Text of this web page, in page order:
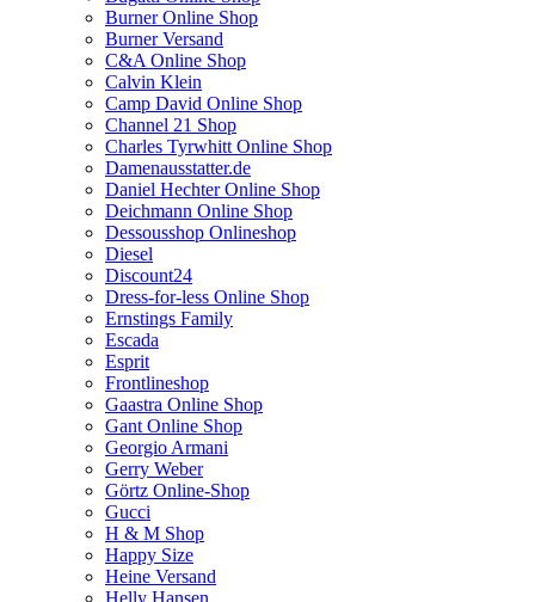
Burner Online Shop
Burner Versand
C&A Online Shop
Calvin Klein
Camp David Online Shop
Channel 21 Shop
Charles Tyrwhitt Online Shop
Damenausstatter.de
Daniel Hechter Online Shop
Deichmann Online Shop
Dessousshop Onlineshop
Diesel
Discount24
Dress-for-less Online Shop
Ernstings Family
Escada
Esprit
Frontlineshop
Gaastra Online Shop
Gant Online Shop
Georgio Armani
Gerry Weber
Görtz Online-Shop
Gucci
H & M Shop
Happy Size
Heine Versand
Helly Hansen